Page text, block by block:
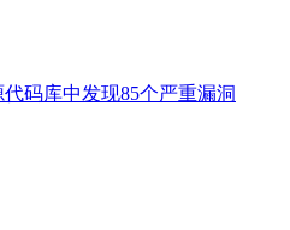
代码库中发现85个严重漏洞